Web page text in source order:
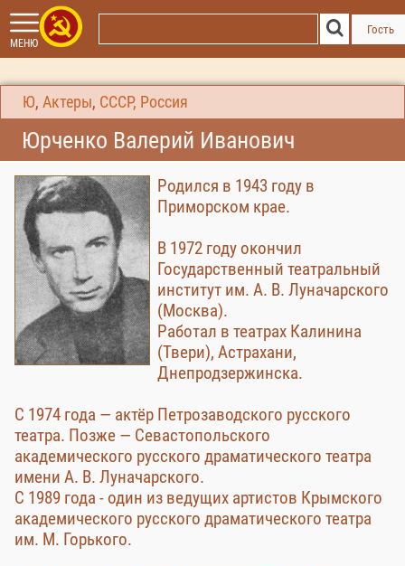
МЕНЮ
Гость
Ю, Актеры, СССР, Россия
Юрченко Валерий Иванович
Родился в 1943 году в
Приморском крае.
В 1972 году окончил
Государственный театральный
институт им. А. В. Луначарского
(Москва).
Работал в театрах Калинина
(Твери), Астрахани,
Днепродзержинска.
С 1974 года — актёр Петрозаводского русского
театра. Позже — Севастопольского
академического русского драматического театра
имени А. В. Луначарского.
С 1989 года - один из ведущих артистов Крымского
академического русского драматического театра
им. М. Горького.